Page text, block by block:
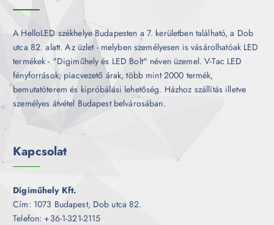
A HelloLED székhelye Budapesten a 7. kerületben található, a Dob
utca 82. alatt. Az üzlet - melyben személyesen is vásárolhatóak LED
termékek - "Digiműhely és LED Bolt" néven üzemel. V-Tac LED
fényforrások, piacvezető árak, több mint 2000 termék,
bemutatóterem és kipróbálási lehetőség. Házhoz szállítás illetve
személyes átvétel Budapest belvárosában.
Kapcsolat
Digiműhely Kft.
Cím: 1073 Budapest, Dob utca 82.
Telefon: +36-1-321-2115